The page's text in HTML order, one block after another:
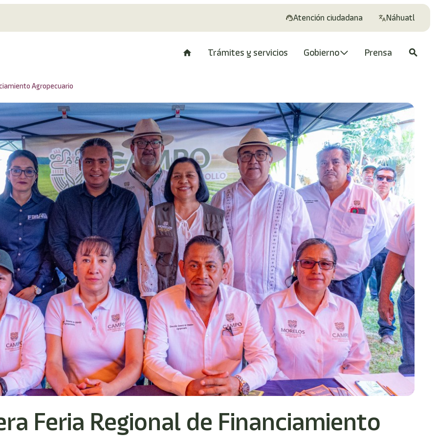
Atención ciudadana Náhuatl
Trámites y servicios Gobierno Prensa search
Agropecuario
Feria Regional de Financiamiento